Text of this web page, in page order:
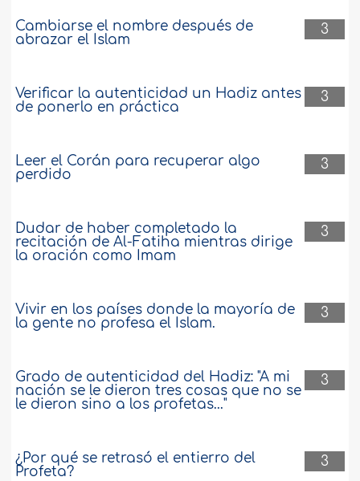
3
Cambiarse el nombre después de
abrazar el Islam
3
Verificar la autenticidad un Hadiz antes
de ponerlo en práctica
3
Leer el Corán para recuperar algo
perdido
3
Dudar de haber completado la
recitación de Al-Fatiha mientras dirige
la oración como Imam
3
Vivir en los países donde la mayoría de
la gente no profesa el Islam.
3
Grado de autenticidad del Hadiz: "A mi
nación se le dieron tres cosas que no se
le dieron sino a los profetas..."
3
¿Por qué se retrasó el entierro del
Profeta?